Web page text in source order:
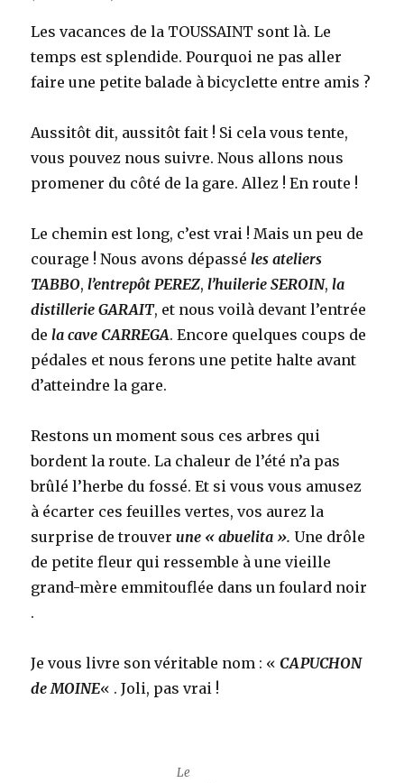
Les vacances de la TOUSSAINT sont là. Le
temps est splendide. Pourquoi ne pas aller
faire une petite balade à bicyclette entre amis ?
Aussitôt dit, aussitôt fait ! Si cela vous tente,
vous pouvez nous suivre. Nous allons nous
promener du côté de la gare. Allez ! En route !
Le chemin est long, c’est vrai ! Mais un peu de
courage ! Nous avons dépassé les ateliers
TABBO,l’entrepôt PEREZ, l’huilerie SEROIN,la
distillerie GARAIT, et nous voilà devant l’entrée
de la cave CARREGA. Encore quelques coups de
pédales et nous ferons une petite halte avant
d’atteindre la gare.
Restons un moment sous ces arbres qui
bordent la route. La chaleur de l’été n’a pas
brûlé l’herbe du fossé. Et si vous vous amusez
à écarter ces feuilles vertes, vos aurez la
surprise de trouverune « abuelita ».Une drôle
de petite fleur qui ressemble à une vieille
grand-mère emmitouflée dans un foulard noir
.
Je vous livre son véritable nom : «CAPUCHON
de MOINE« . Joli, pas vrai !
Le